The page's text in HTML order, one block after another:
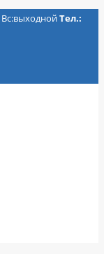
Вс:выходнойТел.: